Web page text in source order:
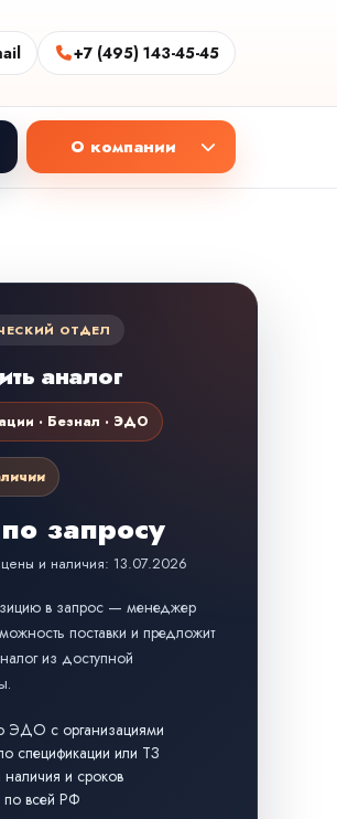
+7 (495) 143-45-45
О компании
ОТДЕЛ
аналог
· Безнал · ЭДО
запросу
цены и наличия: 13.07.2026
в запрос — менеджер
поставки и предложит
из доступной
ЭДО с организациями
спецификации или ТЗ
и сроков
по всей РФ